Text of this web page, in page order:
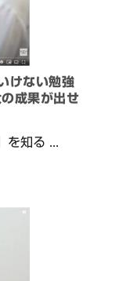
けない勉強
成果が出せ
知る ...